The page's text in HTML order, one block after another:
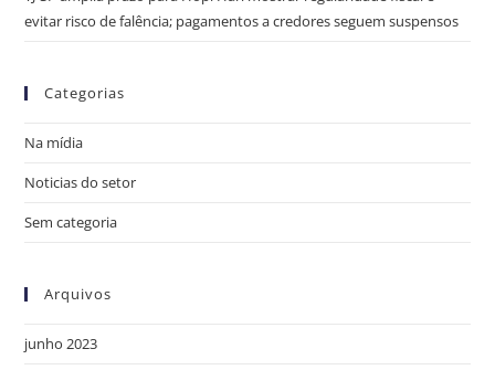
evitar risco de falência; pagamentos a credores seguem suspensos
Categorias
Na mídia
Noticias do setor
Sem categoria
Arquivos
junho 2023